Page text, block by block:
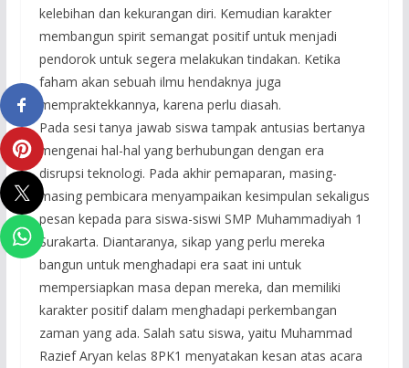
kelebihan dan kekurangan diri. Kemudian karakter
membangun spirit semangat positif untuk menjadi
pendorok untuk segera melakukan tindakan. Ketika
faham akan sebuah ilmu hendaknya juga
mempraktekkannya, karena perlu diasah.
Pada sesi tanya jawab siswa tampak antusias bertanya
mengenai hal-hal yang berhubungan dengan era
disrupsi teknologi. Pada akhir pemaparan, masing-
masing pembicara menyampaikan kesimpulan sekaligus
pesan kepada para siswa-siswi SMP Muhammadiyah 1
Surakarta. Diantaranya, sikap yang perlu mereka
bangun untuk menghadapi era saat ini untuk
mempersiapkan masa depan mereka, dan memiliki
karakter positif dalam menghadapi perkembangan
zaman yang ada. Salah satu siswa, yaitu Muhammad
Razief Aryan kelas 8PK1 menyatakan kesan atas acara